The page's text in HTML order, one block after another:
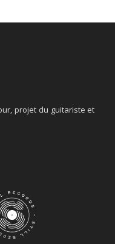
projet du guitariste et